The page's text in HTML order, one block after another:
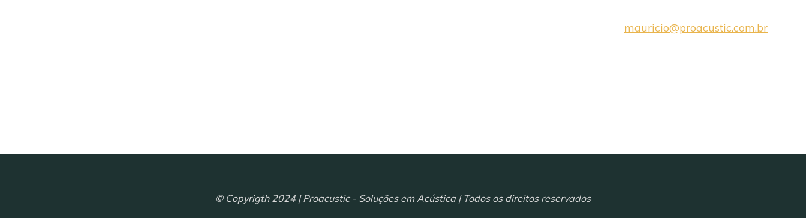
mauricio@proacustic.com.br
© Copyrigth 2024 | Proacustic - Soluções em Acústica | Todos os direitos reservados